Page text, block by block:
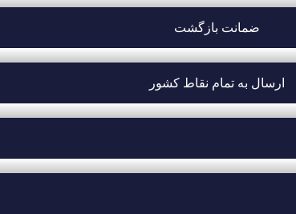
ضمانت بازگشت
ارسال به تمام نقاط کشور